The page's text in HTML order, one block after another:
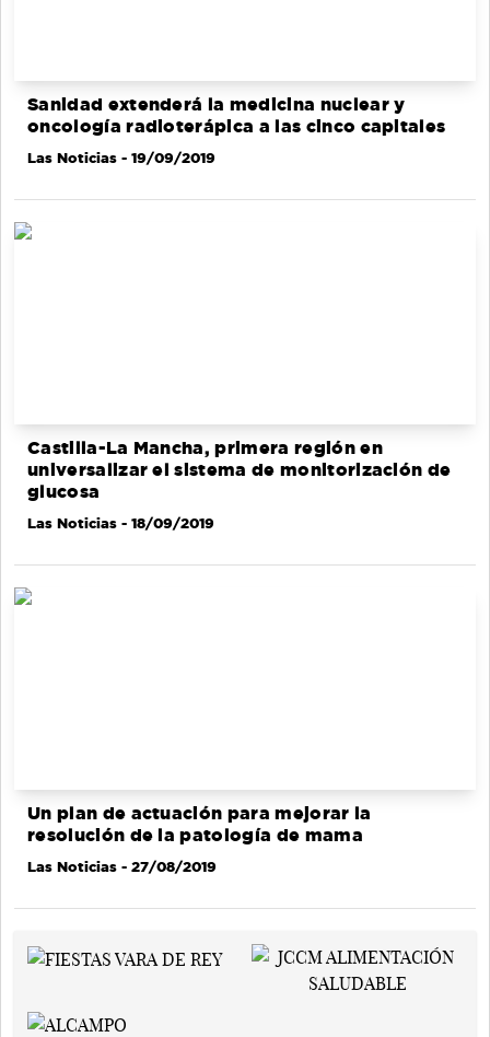
Sanidad extenderá la medicina nuclear y
oncología radioterápica a las cinco capitales
Las Noticias - 19/09/2019
Castilla-La Mancha, primera región en
universalizar el sistema de monitorización de
glucosa
Las Noticias - 18/09/2019
Un plan de actuación para mejorar la
resolución de la patología de mama
Las Noticias - 27/08/2019